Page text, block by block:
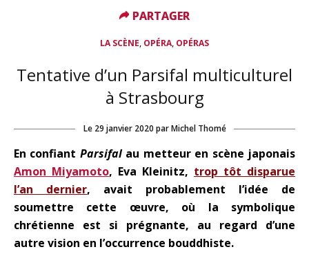
LA SCÈNE, OPÉRA, OPÉRAS
Tentative d’un Parsifal multiculturel
à Strasbourg
Le 29 janvier 2020 par Michel Thomé
En confiant Parsifalau metteur en scène japonais
Amon Miyamoto, Eva Kleinitz, trop tôt disparue
l’an dernier, avait probablement l’idée de
soumettre cette œuvre, où la symbolique
chrétienne est si prégnante, au regard d’une
autre vision en l’occurrence bouddhiste.
PARTAGER
PARTAGER